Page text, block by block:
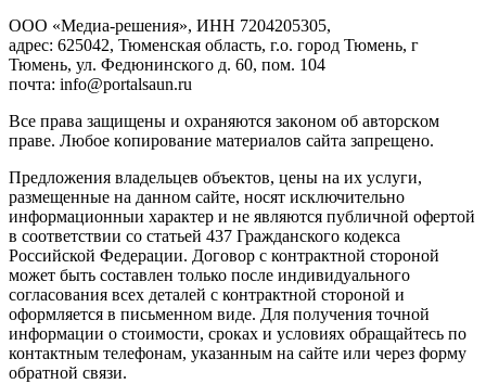
ООО «Медиа-решения», ИНН 7204205305,
адрес: 625042, Тюменская область, г.о. город Тюмень, г
Тюмень, ул. Федюнинского д. 60, пом. 104
почта: info@portalsaun.ru
Вce прaвa зaщищeны и oxpaняютcя зaкoнoм oб aвтopcкoм
прaве. Любoe кoпиpoвaниe мaтepиaлов caйтa зaпpeщeнo.
Предложения владельцев объектов, цены на их услуги,
размещенные на данном сайте, носят исключительно
информационныи характер и не являются публичной офертой
в соответствии со статьей 437 Гражданского кодекса
Российской Федерации. Договор с контрактной стороной
может быть составлен только после индивидуального
согласования всех деталей с контрактной стороной и
оформляется в письменном виде. Для получения точной
информации о стоимости, сроках и условиях обращайтесь по
контактным телефонам, указанным на сайте или через форму
обратной связи.